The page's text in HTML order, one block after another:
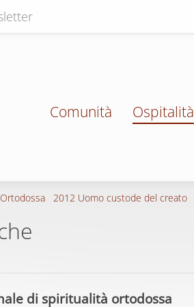
Comunità Ospitalità
2012 Uomo custode del creato
di spiritualità ortodossa